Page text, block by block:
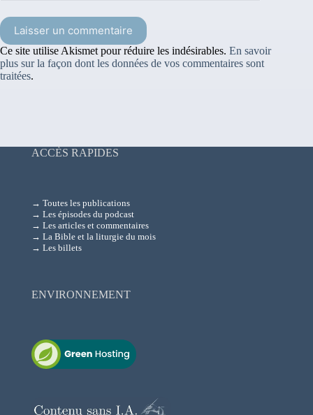
Laisser un commentaire
Ce site utilise Akismet pour réduire les indésirables. En savoir
plus sur la façon dont les données de vos commentaires sont
traitées.
ACCÈS RAPIDES
→ Toutes les publications
→ Les épisodes du podcast
→ Les articles et commentaires
→ La Bible et la liturgie du mois
→ Les billets
ENVIRONNEMENT